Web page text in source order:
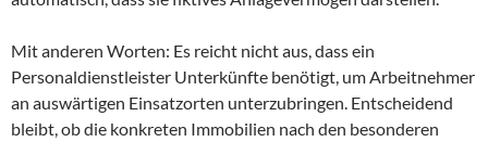
Mit anderen Worten: Es reicht nicht aus, dass ein
Personaldienstleister Unterkünfte benötigt, um Arbeitnehmer
an auswärtigen Einsatzorten unterzubringen. Entscheidend
bleibt, ob die konkreten Immobilien nach den besonderen